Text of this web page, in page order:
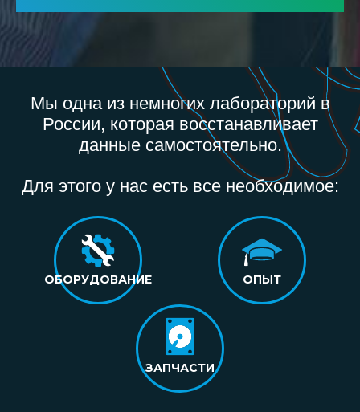
Мы одна из немногих лабораторий в
России, которая восстанавливает
данные самостоятельно.
Для этого у нас есть все необходимое:
ОБОРУДОВАНИЕ ОПЫТ
ЗАПЧАСТИ